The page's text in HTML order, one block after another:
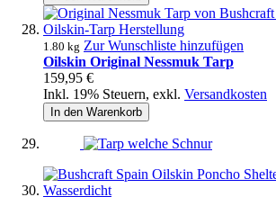
1.80 kg Zur Wunschliste hinzufügen
Oilskin Original Nessmuk Tarp
159,95 €
Inkl. 19% Steuern, exkl. Versandkosten
In den Warenkorb